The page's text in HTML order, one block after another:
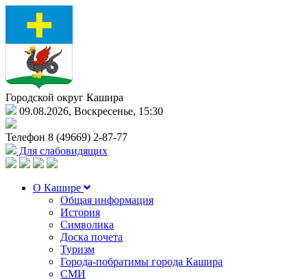
Городской округ Кашира
09.08.2026, Воскресенье, 15:30
Телефон 8 (49669) 2-87-77
Для слабовидящих
О Кашире
Общая информация
История
Символика
Доска почета
Туризм
Города-побратимы города Кашира
СМИ